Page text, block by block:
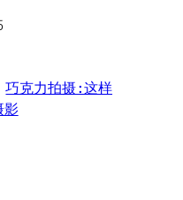
巧克力拍摄:这样
影